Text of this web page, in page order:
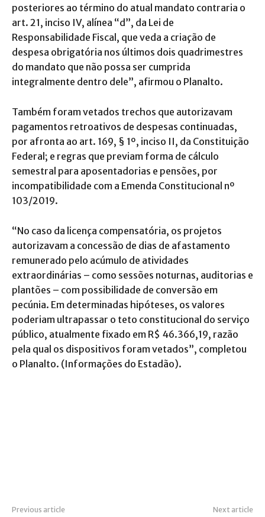
posteriores ao término do atual mandato contraria o
art. 21, inciso IV, alínea “d”, da Lei de
Responsabilidade Fiscal, que veda a criação de
despesa obrigatória nos últimos dois quadrimestres
do mandato que não possa ser cumprida
integralmente dentro dele”, afirmou o Planalto.
Também foram vetados trechos que autorizavam
pagamentos retroativos de despesas continuadas,
por afronta ao art. 169, § 1º, inciso II, da Constituição
Federal; e regras que previam forma de cálculo
semestral para aposentadorias e pensões, por
incompatibilidade com a Emenda Constitucional nº
103/2019.
“No caso da licença compensatória, os projetos
autorizavam a concessão de dias de afastamento
remunerado pelo acúmulo de atividades
extraordinárias – como sessões noturnas, auditorias e
plantões – com possibilidade de conversão em
pecúnia. Em determinadas hipóteses, os valores
poderiam ultrapassar o teto constitucional do serviço
público, atualmente fixado em R$ 46.366,19, razão
pela qual os dispositivos foram vetados”, completou
o Planalto. (Informações do Estadão).
Previous article Next article